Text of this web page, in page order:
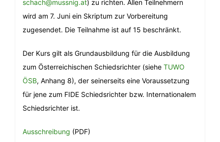
schach@mussnig.at) zu richten. Allen Teilnehmern
wird am 7. Juni ein Skriptum zur Vorbereitung
zugesendet. Die Teilnahme ist auf 15 beschränkt.
Der Kurs gilt als Grundausbildung für die Ausbildung
zum Österreichischen Schiedsrichter (siehe TUWO
ÖSB, Anhang 8), der seinerseits eine Voraussetzung
für jene zum FIDE Schiedsrichter bzw. Internationalem
Schiedsrichter ist.
Ausschreibung (PDF)